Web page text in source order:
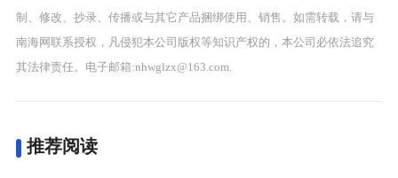
制、修改、抄录、传播或与其它产品捆绑使用、销售。如需转载，请与
南海网联系授权，凡侵犯本公司版权等知识产权的，本公司必依法追究
其法律责任。电子邮箱:nhwglzx@163.com.
推荐阅读